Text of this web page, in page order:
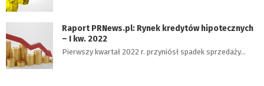
Raport PRNews.pl: Rynek kredytów hipotecznych
– I kw. 2022
Pierwszy kwartał 2022 r. przyniósł spadek sprzedaży…